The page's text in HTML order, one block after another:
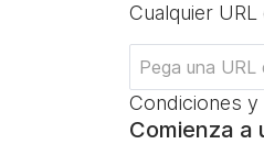
Cualquier
Condiciones y
Comienza a